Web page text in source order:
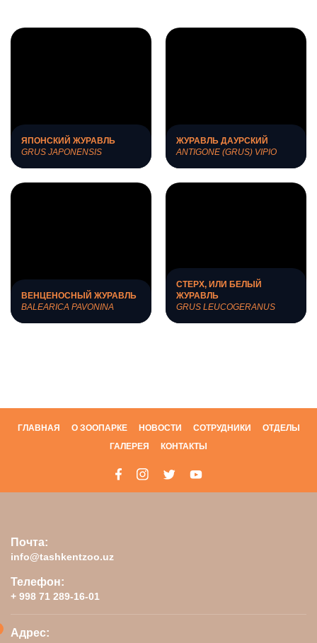
ЯПОНСКИЙ ЖУРАВЛЬ
GRUS JAPONENSIS
ЖУРАВЛЬ ДАУРСКИЙ
ANTIGONE (GRUS) VIPIO
ВЕНЦЕНОСНЫЙ ЖУРАВЛЬ
BALEARICA PAVONINA
СТЕРХ, ИЛИ БЕЛЫЙ
ЖУРАВЛЬ
GRUS LEUCOGERANUS
ГЛАВНАЯ О ЗООПАРКЕ НОВОСТИ СОТРУДНИКИ
ОТДЕЛЫ
ГАЛЕРЕЯ
КОНТАКТЫ
Почта:
info@tashkentzoo.uz
Телефон:
+ 998 71 289-16-01
Адрес: